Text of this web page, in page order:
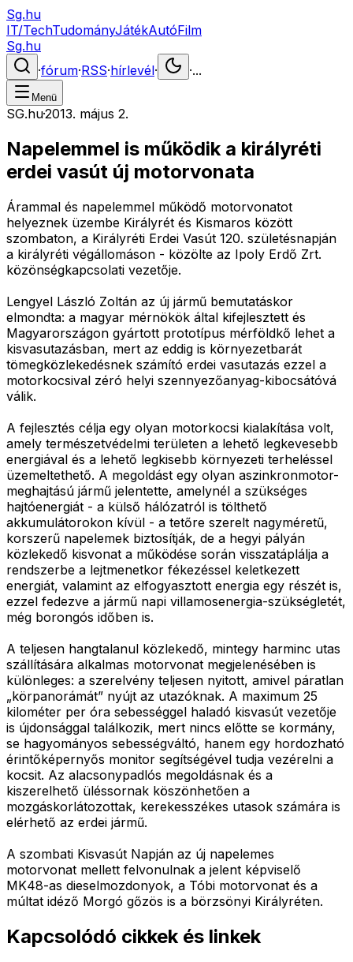
Sg.hu
IT/TechTudományJátékAutóFilm
Sg.hu
·fórum·RSS·hírlevél· ·...
Menü
SG.hu·2013. május 2.
Napelemmel is működik a királyréti
erdei vasút új motorvonata
Árammal és napelemmel működő motorvonatot
helyeznek üzembe Királyrét és Kismaros között
szombaton, a Királyréti Erdei Vasút 120. születésnapján
a királyréti végállomáson - közölte az Ipoly Erdő Zrt.
közönségkapcsolati vezetője.
Lengyel László Zoltán az új jármű bemutatáskor
elmondta: a magyar mérnökök által kifejlesztett és
Magyarországon gyártott prototípus mérföldkő lehet a
kisvasutazásban, mert az eddig is környezetbarát
tömegközlekedésnek számító erdei vasutazás ezzel a
motorkocsival zéró helyi szennyezőanyag-kibocsátóvá
válik.
A fejlesztés célja egy olyan motorkocsi kialakítása volt,
amely természetvédelmi területen a lehető legkevesebb
energiával és a lehető legkisebb környezeti terheléssel
üzemeltethető. A megoldást egy olyan aszinkronmotor-
meghajtású jármű jelentette, amelynél a szükséges
hajtóenergiát - a külső hálózatról is tölthető
akkumulátorokon kívül - a tetőre szerelt nagyméretű,
korszerű napelemek biztosítják, de a hegyi pályán
közlekedő kisvonat a működése során visszatáplálja a
rendszerbe a lejtmenetkor fékezéssel keletkezett
energiát, valamint az elfogyasztott energia egy részét is,
ezzel fedezve a jármű napi villamosenergia-szükségletét,
még borongós időben is.
A teljesen hangtalanul közlekedő, mintegy harminc utas
szállítására alkalmas motorvonat megjelenésében is
különleges: a szerelvény teljesen nyitott, amivel páratlan
„körpanorámát” nyújt az utazóknak. A maximum 25
kilométer per óra sebességgel haladó kisvasút vezetője
is újdonsággal találkozik, mert nincs előtte se kormány,
se hagyományos sebességváltó, hanem egy hordozható
érintőképernyős monitor segítségével tudja vezérelni a
kocsit. Az alacsonypadlós megoldásnak és a
kiszerelhető üléssornak köszönhetően a
mozgáskorlátozottak, kerekesszékes utasok számára is
elérhető az erdei jármű.
A szombati Kisvasút Napján az új napelemes
motorvonat mellett felvonulnak a jelent képviselő
MK48-as dieselmozdonyok, a Tóbi motorvonat és a
múltat idéző Morgó gőzös is a börzsönyi Királyréten.
Kapcsolódó cikkek és linkek